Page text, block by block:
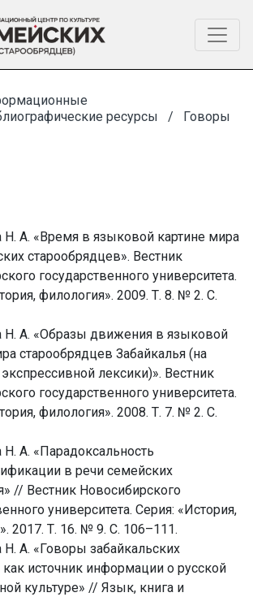
ресурсы Говоры
Н. А. «Время в языковой картине мира
старообрядцев». Вестник
государственного университета.
филология». 2009. Т. 8. № 2. С.
Н. А. «Образы движения в языковой
старообрядцев Забайкалья (на
лексики)». Вестник
государственного университета.
филология». 2008. Т. 7. № 2. С.
А. «Парадоксальность
в речи семейских
// Вестник Новосибирского
университета. Серия: «История,
2017. Т. 16. № 9. С. 106–111.
А. «Говоры забайкальских
источник информации о русской
культуре» // Язык, книга и